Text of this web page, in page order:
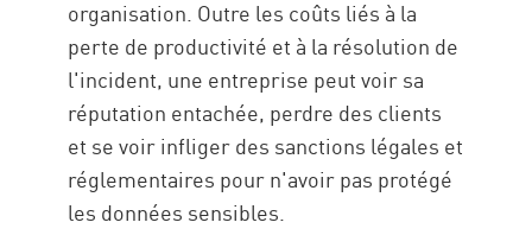
organisation. Outre les coûts liés à la
perte de productivité et à la résolution de
l'incident, une entreprise peut voir sa
réputation entachée, perdre des clients
et se voir infliger des sanctions légales et
réglementaires pour n'avoir pas protégé
les données sensibles.